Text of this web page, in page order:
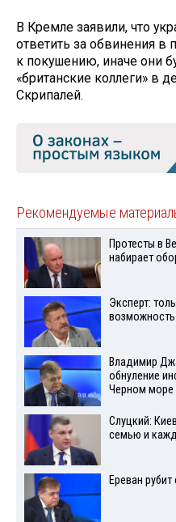
В Кремле заявили, что
ответить за обвинения в
к покушению, иначе они
«британские коллеги» в
Скрипалей.
Рекомендуемые
Протесты в
набирает
Эксперт:
Владимир
обнуление
Черном море
Слуцкий:
семью и
Ереван